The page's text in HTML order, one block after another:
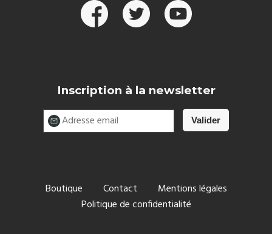
Inscription à la newsletter
Boutique Contact
Mentions légales
Politique de confidentialité